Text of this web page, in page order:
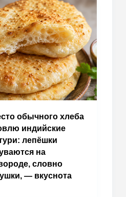
обычного хлеба
индийские
лепёшки
на
словно
— вкуснота